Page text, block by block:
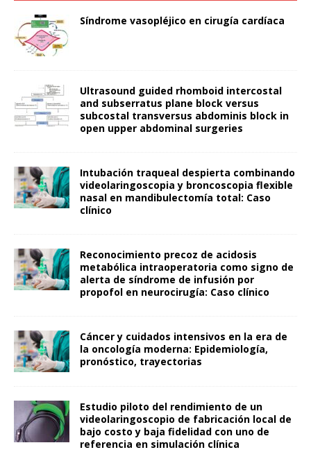
Síndrome vasopléjico en cirugía cardíaca
Ultrasound guided rhomboid intercostal
and subserratus plane block versus
subcostal transversus abdominis block in
open upper abdominal surgeries
Intubación traqueal despierta combinando
videolaringoscopia y broncoscopia flexible
nasal en mandibulectomía total: Caso
clínico
Reconocimiento precoz de acidosis
metabólica intraoperatoria como signo de
alerta de síndrome de infusión por
propofol en neurocirugía: Caso clínico
Cáncer y cuidados intensivos en la era de
la oncología moderna: Epidemiología,
pronóstico, trayectorias
Estudio piloto del rendimiento de un
videolaringoscopio de fabricación local de
bajo costo y baja fidelidad con uno de
referencia en simulación clínica